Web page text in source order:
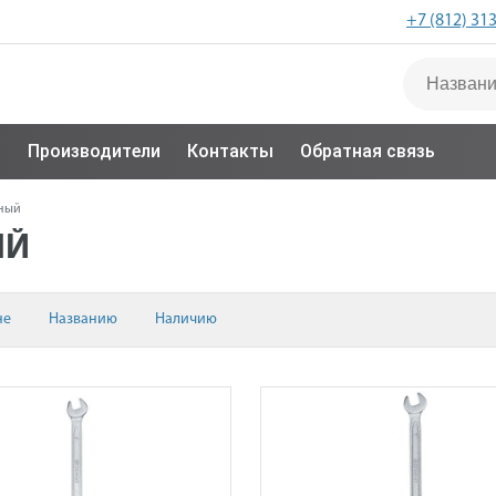
+7 (812)
Производители Контакты Обратная связь
Названию Наличию